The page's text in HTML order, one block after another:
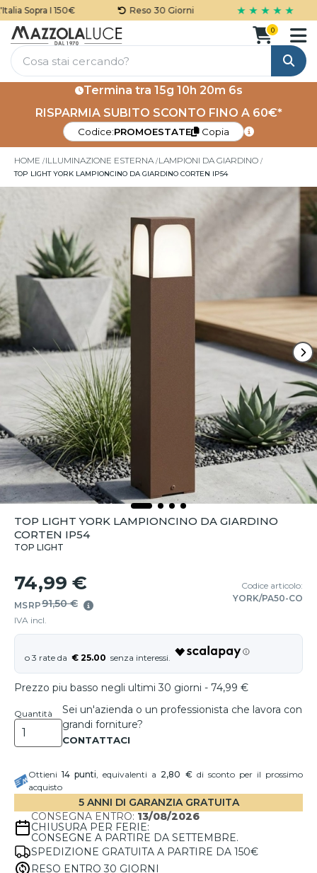
Sopra I 150€ Reso 30 Giorni ★ ★ ★ ★ ★
Cerca
0
Termina tra 15g 10h 20m 6s
RISPARMIA SUBITO SCONTO FINO A 60€*
Codice:PROMOESTATE Copia
HOME ILLUMINAZIONE ESTERNA LAMPIONI DA GIARDINO
TOP LIGHT YORK LAMPIONCINO DA GIARDINO CORTEN IP54
TOP LIGHT YORK LAMPIONCINO DA GIARDINO
CORTEN IP54
TOP LIGHT
74,99 €
MSRP91,50 €
IVA incl.
Codice articolo:
YORK/PA50-CO
€ 25.00
Prezzo piu basso negli ultimi 30 giorni - 74,99 €
Quantità
Sei un'azienda o un professionista che lavora con
grandi forniture?
Ottieni14 punti, equivalenti a 2,80 €di sconto per il prossimo
acquisto
5 ANNI DI GARANZIA GRATUITA
CONSEGNA ENTRO: 13/08/2026
CHIUSURA PER FERIE:
CONSEGNE A PARTIRE DA SETTEMBRE.
SPEDIZIONE GRATUITA A PARTIRE DA 150€
RESO ENTRO 30 GIORNI